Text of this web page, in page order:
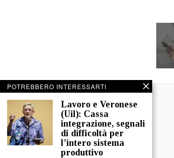
POTREBBERO INTERESSARTI
Lavoro e Veronese
(Uil): Cassa
integrazione, segnali
di difficoltà per
l’intero sistema
produttivo